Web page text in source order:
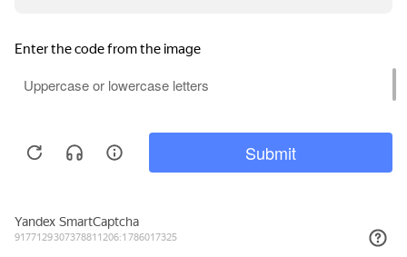
Каталог
TeploExpert.com © 2008 - 2026 Оборудование для
систем отопления, водоснабжения, канализации